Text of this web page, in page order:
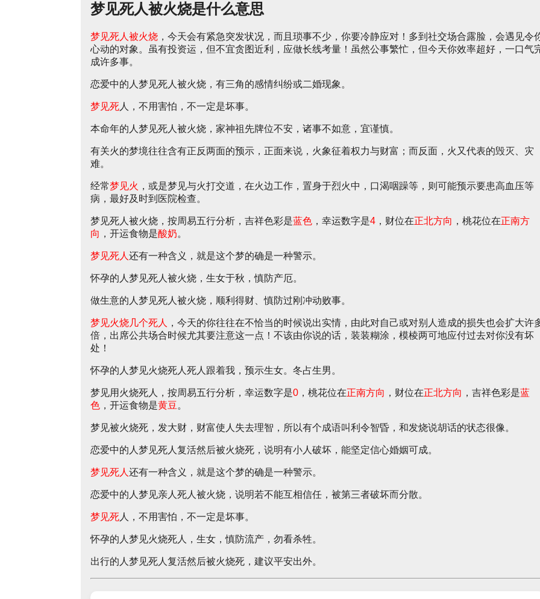
梦见死人被火烧是什么意思
梦见死人被火烧 ，今天会有紧急突发状况，而且琐事不少，你要冷静应对！多到社交场合露脸，会遇见令
心动的对象。虽有投资运，但不宜贪图近利，应做长线考量！虽然公事繁忙，但今天你效率超好，一口气
成许多事。
恋爱中的人梦见死人被火烧，有三角的感情纠纷或二婚现象。
梦见死人，不用害怕，不一定是坏事。
本命年的人梦见死人被火烧，家神祖先牌位不安，诸事不如意，宜谨慎。
有关火的梦境往往含有正反两面的预示，正面来说，火象征着权力与财富；而反面，火又代表的毁灭、灾
难。
经常梦见火 ，或是梦见与火打交道，在火边工作，置身于烈火中，口渴咽躁等，则可能预示要患高血压等
病，最好及时到医院检查。
梦见死人被火烧，按周易五行分析，吉祥色彩是蓝色 ，幸运数字是4 ，财位在正北方向 ，桃花位在正南方
向 ，开运食物是酸奶。
梦见死人 还有一种含义，就是这个梦的确是一种警示。
怀孕的人梦见死人被火烧，生女于秋，慎防产厄。
做生意的人梦见死人被火烧，顺利得财、慎防过刚冲动败事。
梦见火烧几个死人
，今天的你往往在不恰当的时候说出实情，由此对自己或对别人造成的损失也会扩大许
倍，出席公共场合时候尤其要注意这一点！不该由你说的话，装装糊涂，模棱两可地应付过去对你没有坏
处！
怀孕的人梦见火烧死人死人跟着我，预示生女。冬占生男。
梦见用火烧死人，按周易五行分析，幸运数字是0 ，桃花位在正南方向 ，财位在正北方向 ，吉祥色彩是蓝
色 ，开运食物是黄豆。
梦见被火烧死，发大财，财富使人失去理智，所以有个成语叫利令智昏，和发烧说胡话的状态很像。
恋爱中的人梦见死人复活然后被火烧死，说明有小人破坏，能坚定信心婚姻可成。
梦见死人 还有一种含义，就是这个梦的确是一种警示。
恋爱中的人梦见亲人死人被火烧，说明若不能互相信任，被第三者破坏而分散。
梦见死人，不用害怕，不一定是坏事。
怀孕的人梦见火烧死人，生女，慎防流产，勿看杀牲。
出行的人梦见死人复活然后被火烧死，建议平安出外。